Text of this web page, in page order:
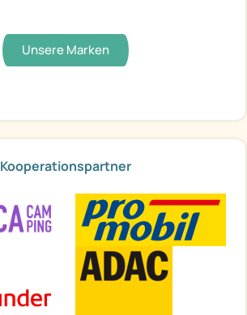
Unsere Marken
Kooperationspartner